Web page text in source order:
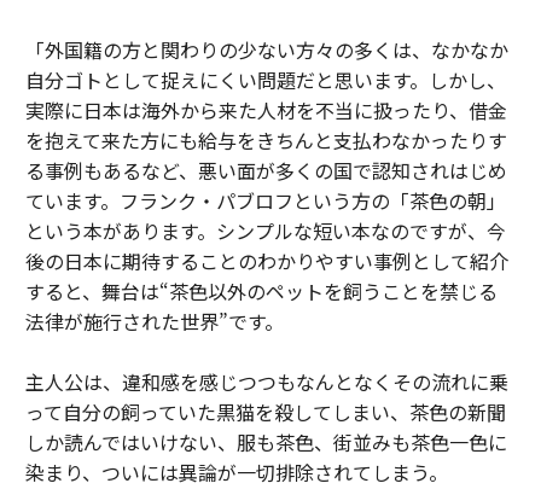
「外国籍の方と関わりの少ない方々の多くは、なかなか
自分ゴトとして捉えにくい問題だと思います。しかし、
実際に日本は海外から来た人材を不当に扱ったり、借金
を抱えて来た方にも給与をきちんと支払わなかったりす
る事例もあるなど、悪い面が多くの国で認知されはじめ
ています。フランク・パブロフという方の「茶色の朝」
という本があります。シンプルな短い本なのですが、今
後の日本に期待することのわかりやすい事例として紹介
すると、舞台は“茶色以外のペットを飼うことを禁じる
法律が施行された世界”です。
主人公は、違和感を感じつつもなんとなくその流れに乗
って自分の飼っていた黒猫を殺してしまい、茶色の新聞
しか読んではいけない、服も茶色、街並みも茶色一色に
染まり、ついには異論が一切排除されてしまう。